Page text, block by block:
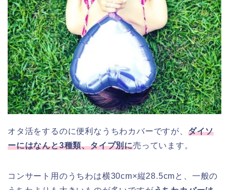
オタ活をするのに便利なうちわカバーですが、 ダイソ
ーにはなんと3種類、タイプ別に売っています。
コンサート用のうちわは横30cm×縦28.5cmと、一般の